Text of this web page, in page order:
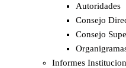
Autoridades
Consejo
Consejo
Informes